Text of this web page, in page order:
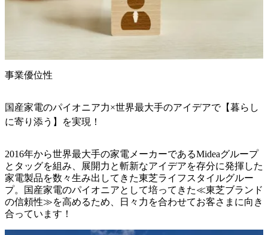
事業優位性
国産家電のパイオニア力×世界最大手のアイデアで【暮らし
に寄り添う】を実現！
2016年から世界最大手の家電メーカーであるMideaグループ
とタッグを組み、展開力と斬新なアイデアを存分に発揮した
家電製品を数々生み出してきた東芝ライフスタイルグルー
プ。国産家電のパイオニアとして培ってきた≪東芝ブランド
の信頼性≫を高めるため、日々力を合わせてお客さまに向き
合っています！